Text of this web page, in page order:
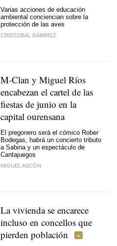
Varias acciones de educación
ambiental conciencian sobre la
protección de las aves
CRISTOBAL RÁMIREZ
M-Clan y Miguel Ríos
encabezan el cartel de las
fiestas de junio en la
capital ourensana
El pregonero será el cómico Rober
Bodegas, habrá un concierto tributo
a Sabina y un espectáculo de
Cantajuegos
MIGUEL ASCÓN
La vivienda se encarece
incluso en concellos que
pierden población